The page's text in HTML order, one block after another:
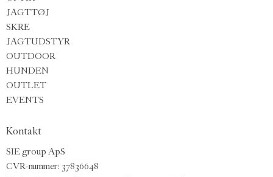
JAGTTØJ
SKRE
JAGTUDSTYR
OUTDOOR
HUNDEN
OUTLET
EVENTS
Kontakt
SIE group ApS
CVR-nummer: 37836648